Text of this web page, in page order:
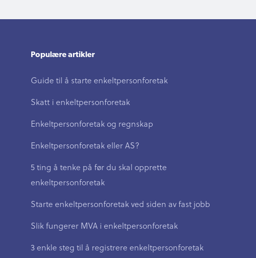
Populære artikler
Guide til å starte enkeltpersonforetak
Skatt i enkeltpersonforetak
Enkeltpersonforetak og regnskap
Enkeltpersonforetak eller AS?
5 ting å tenke på før du skal opprette
enkeltpersonforetak
Starte enkeltpersonforetak ved siden av fast jobb
Slik fungerer MVA i enkeltpersonforetak
3 enkle steg til å registrere enkeltpersonforetak